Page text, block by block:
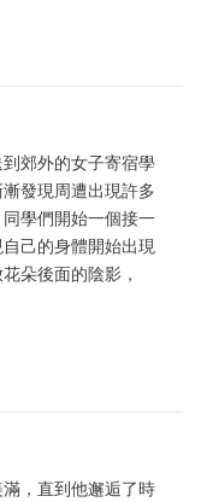
郊外的女子寄宿學
發現周遭出現許多
學們開始一個接一
己的身體開始出現
朵後面的陰影，
，直到他邂逅了時